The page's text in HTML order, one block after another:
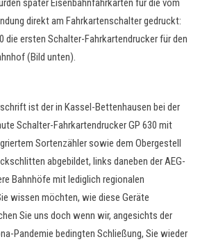
später Eisenbahnfahrkarten für die vom
direkt am Fahrkartenschalter gedruckt:
die ersten Schalter-Fahrkartendrucker für den
(Bild unten).
ist der in Kassel-Bettenhausen bei der
Schalter-Fahrkartendrucker GP 630 mit
Sortenzähler sowie dem Obergestell
abgebildet, links daneben der AEG-
Bahnhöfe mit lediglich regionalen
wissen möchten, wie diese Geräte
Sie uns doch wenn wir, angesichts der
Pandemie bedingten Schließung, Sie wieder